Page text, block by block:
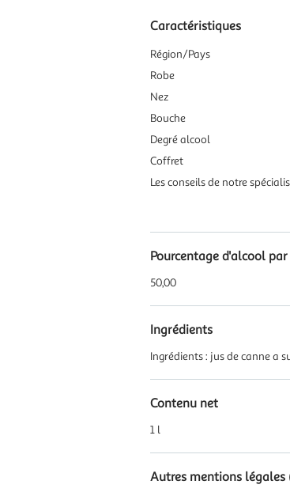
Caractéristiques
Région/Pays
Robe
Nez
Bouche
Degré alcool
Coffret
Les conseils de notre
Pourcentage d'alcool
50,00
Ingrédients
Ingrédients : jus de canne a
Contenu net
1 l
Autres mentions légales